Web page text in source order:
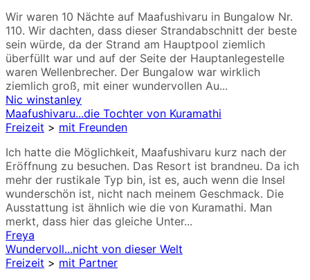
Wir waren 10 Nächte auf Maafushivaru in Bungalow Nr.
110. Wir dachten, dass dieser Strandabschnitt der beste
sein würde, da der Strand am Hauptpool ziemlich
überfüllt war und auf der Seite der Hauptanlegestelle
waren Wellenbrecher. Der Bungalow war wirklich
ziemlich groß, mit einer wundervollen Au...
Nic winstanley
Maafushivaru...die Tochter von Kuramathi
Freizeit > mit Freunden
Ich hatte die Möglichkeit, Maafushivaru kurz nach der
Eröffnung zu besuchen. Das Resort ist brandneu. Da ich
mehr der rustikale Typ bin, ist es, auch wenn die Insel
wunderschön ist, nicht nach meinem Geschmack. Die
Ausstattung ist ähnlich wie die von Kuramathi. Man
merkt, dass hier das gleiche Unter...
Freya
Wundervoll...nicht von dieser Welt
Freizeit > mit Partner